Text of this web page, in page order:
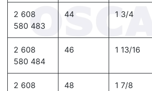
2 608
580 483
44 1 3/4
2 608
580 484
46 1 13/16
2 608
48 1 7/8